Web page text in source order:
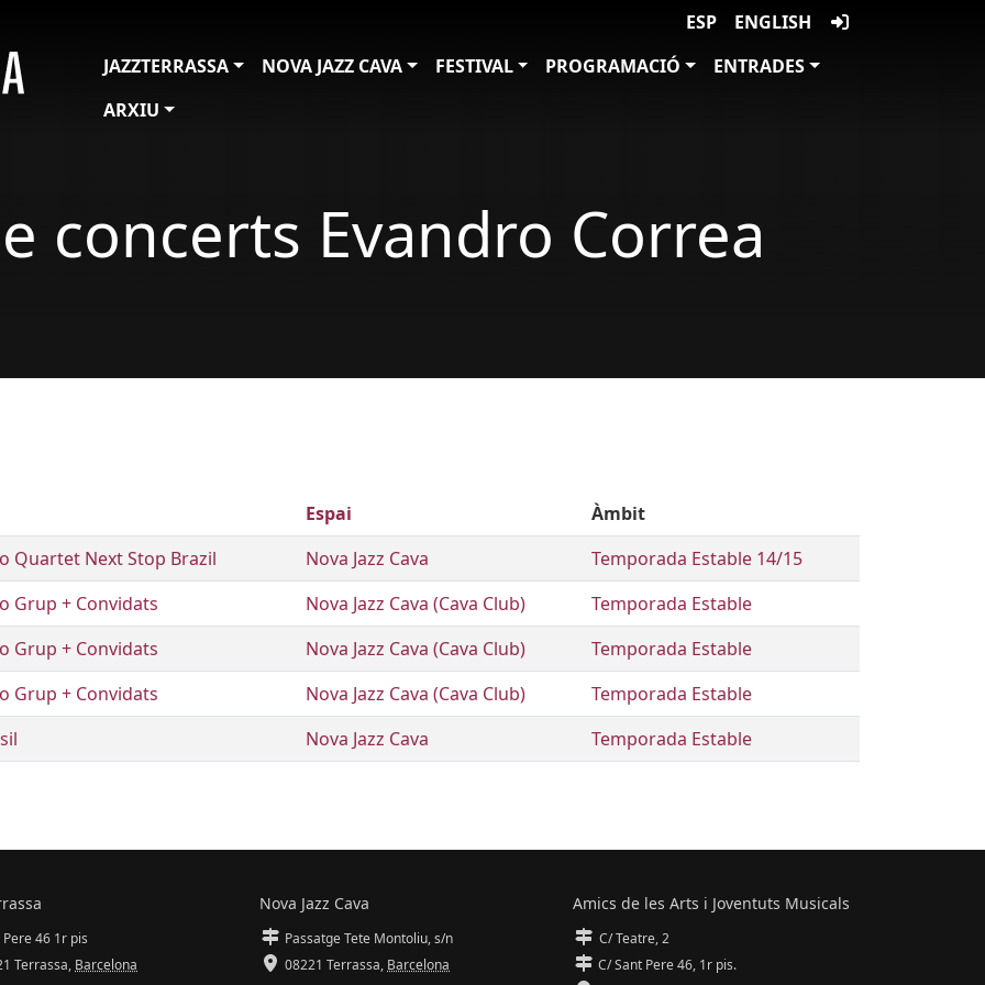
ESP
ENGLISH
JAZZTERRASSA
NOVA JAZZ CAVA FESTIVAL PROGRAMACIÓ
ENTRADES
ARXIU
concerts Evandro Correa
Espai
Àmbit
Quartet Next Stop Brazil Nova Jazz Cava
Temporada Estable 14/15
Grup + Convidats Nova Jazz Cava (Cava Club)
Temporada Estable
Grup + Convidats Nova Jazz Cava (Cava Club)
Temporada Estable
Grup + Convidats Nova Jazz Cava (Cava Club)
Temporada Estable
Nova Jazz Cava Temporada Estable
Pere 46 1r pis
Terrassa, Barcelona
Nova Jazz Cava
Passatge Tete Montoliu, s/n
08221 Terrassa, Barcelona
Amics de les Arts i Joventuts Musicals
C/ Teatre, 2
C/ Sant Pere 46, 1r pis.